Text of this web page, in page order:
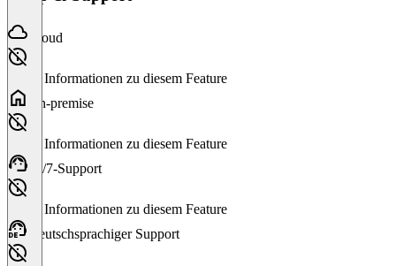
Cloud
Keine Informationen zu diesem Feature
On-premise
Keine Informationen zu diesem Feature
24/7-Support
Keine Informationen zu diesem Feature
Deutschsprachiger Support